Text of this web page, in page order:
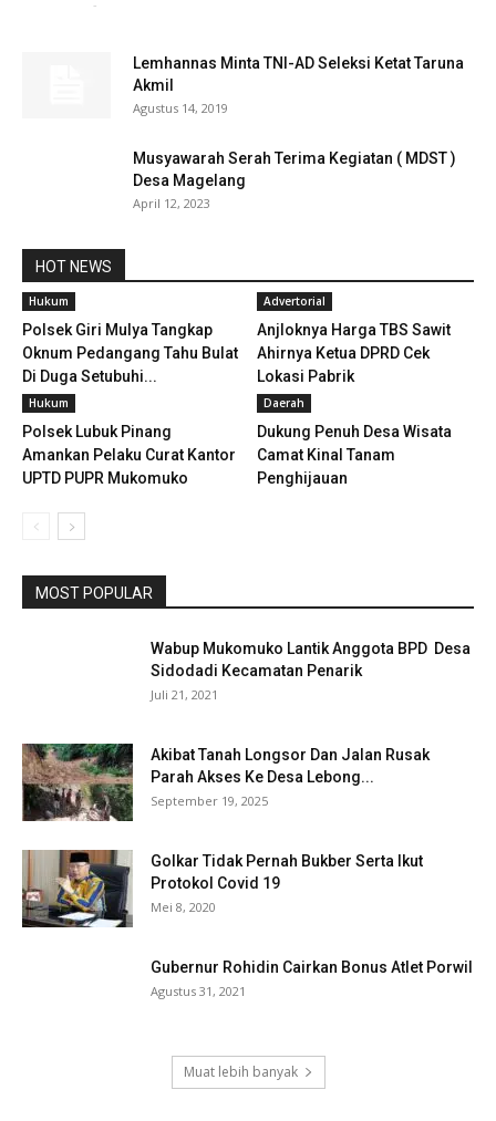
-
Lemhannas Minta TNI-AD Seleksi Ketat Taruna
Akmil
Agustus 14, 2019
Musyawarah Serah Terima Kegiatan ( MDST )
Desa Magelang
April 12, 2023
HOT NEWS
Hukum
Polsek Giri Mulya Tangkap
Oknum Pedangang Tahu Bulat
Di Duga Setubuhi...
Advertorial
Anjloknya Harga TBS Sawit
Ahirnya Ketua DPRD Cek
Lokasi Pabrik
Hukum
Polsek Lubuk Pinang
Amankan Pelaku Curat Kantor
UPTD PUPR Mukomuko
Daerah
Dukung Penuh Desa Wisata
Camat Kinal Tanam
Penghijauan
MOST POPULAR
Wabup Mukomuko Lantik Anggota BPD Desa
Sidodadi Kecamatan Penarik
Juli 21, 2021
Akibat Tanah Longsor Dan Jalan Rusak
Parah Akses Ke Desa Lebong...
September 19, 2025
Golkar Tidak Pernah Bukber Serta Ikut
Protokol Covid 19
Mei 8, 2020
Gubernur Rohidin Cairkan Bonus Atlet Porwil
Agustus 31, 2021
Muat lebih banyak